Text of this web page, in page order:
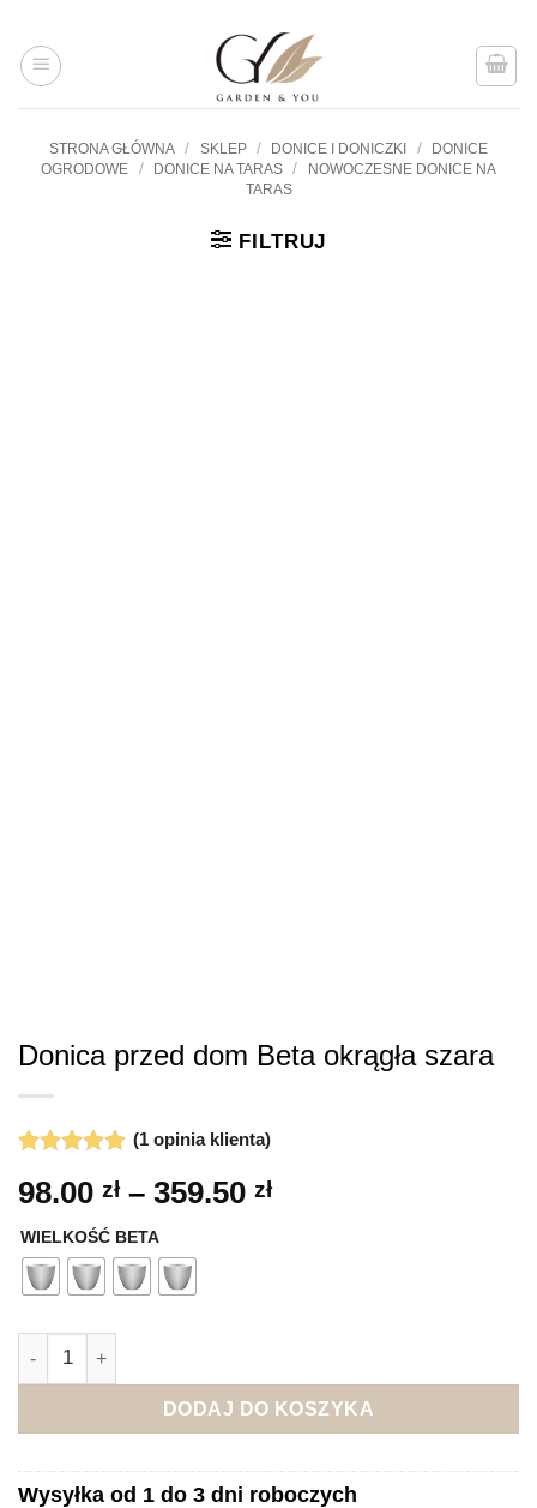
treści
STRONA GŁÓWNA / SKLEP / DONICE I DONICZKI /
DONICE
OGRODOWE
/ DONICE NA TARAS /
NOWOCZESNE DONICE NA
TARAS
FILTRUJ
Donica przed dom Beta okrągła szara
na 5 na
oceny
klienta
(1 opinia klienta)
98.00 zł – 359.50 złZakres
WIELKOŚĆ BETA
ilość Donica przed dom Beta okrągła szara
DODAJ DO KOSZYKA
Wysyłka od 1 do 3 dni roboczych